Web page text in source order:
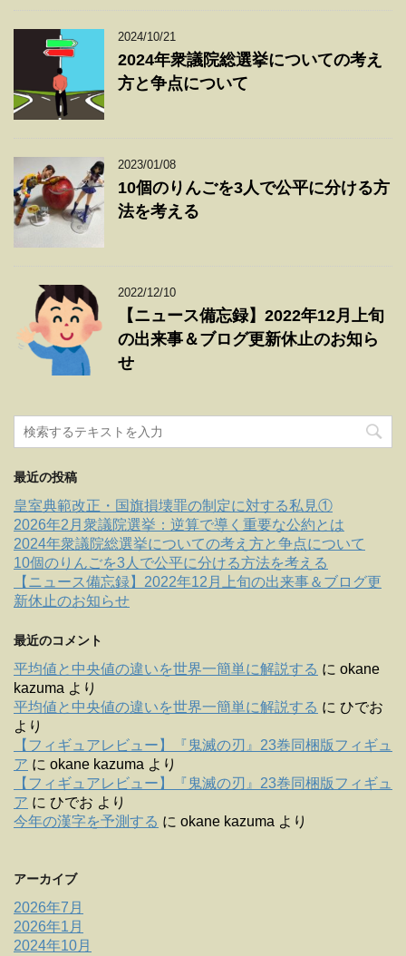
2024/10/21
2024年衆議院総選挙についての考え
方と争点について
2023/01/08
10個のりんごを3人で公平に分ける方
法を考える
2022/12/10
【ニュース備忘録】2022年12月上旬
の出来事＆ブログ更新休止のお知ら
せ
最近の投稿
皇室典範改正・国旗損壊罪の制定に対する私見①
2026年2月衆議院選挙：逆算で導く重要な公約とは
2024年衆議院総選挙についての考え方と争点について
10個のりんごを3人で公平に分ける方法を考える
【ニュース備忘録】2022年12月上旬の出来事＆ブログ更
新休止のお知らせ
最近のコメント
平均値と中央値の違いを世界一簡単に解説する に okane
kazuma より
平均値と中央値の違いを世界一簡単に解説する に ひでお
より
【フィギュアレビュー】『鬼滅の刃』23巻同梱版フィギュ
ア に okane kazuma より
【フィギュアレビュー】『鬼滅の刃』23巻同梱版フィギュ
ア に ひでお より
今年の漢字を予測する に okane kazuma より
アーカイブ
2026年7月
2026年1月
2024年10月